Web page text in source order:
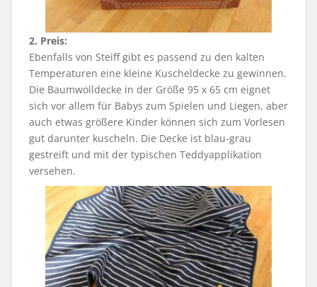
2. Preis:
Ebenfalls von Steiff gibt es passend zu den kalten
Temperaturen eine kleine Kuscheldecke zu gewinnen.
Die Baumwolldecke in der Größe 95 x 65 cm eignet
sich vor allem für Babys zum Spielen und Liegen, aber
auch etwas größere Kinder können sich zum Vorlesen
gut darunter kuscheln. Die Decke ist blau-grau
gestreift und mit der typischen Teddyapplikation
versehen.